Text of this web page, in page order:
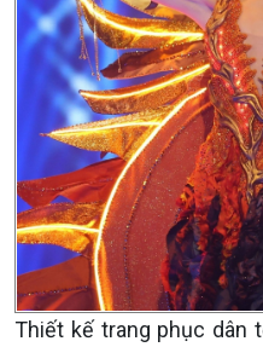
Thiết kế trang phục dân